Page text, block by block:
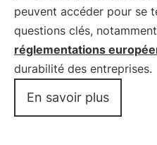
peuvent accéder pour se
questions clés,
réglementations
durabilité des entreprises.
En savoir plus